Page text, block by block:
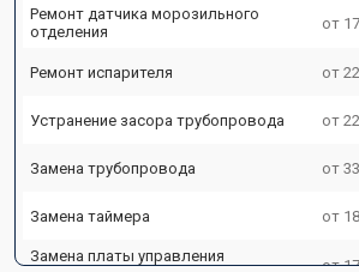
Ремонт датчика морозильного
отделения
от
Ремонт испарителя от
Устранение засора трубопровода от
Замена трубопровода от
Замена таймера от
Замена платы управления
от